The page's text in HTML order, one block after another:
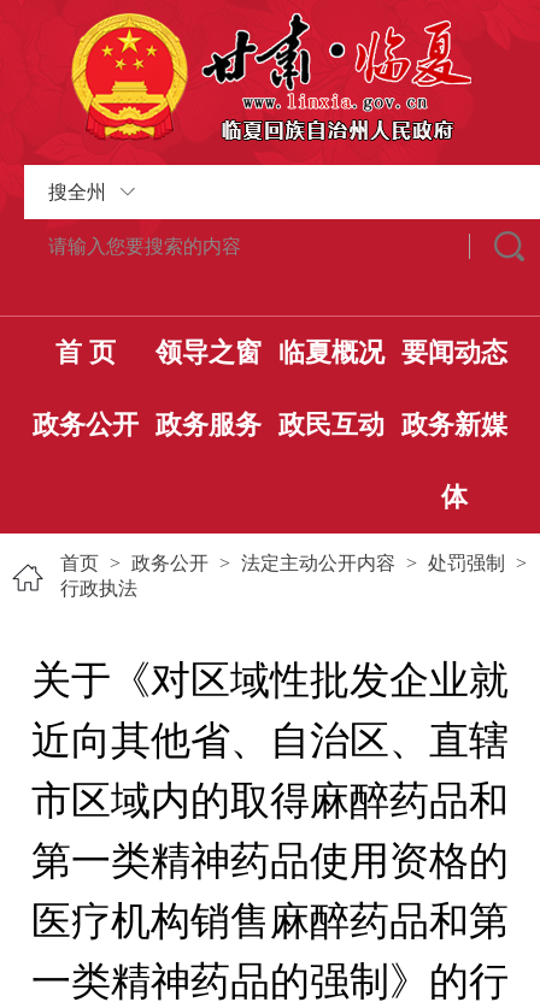
搜全州
首 页 领导之窗 临夏概况 要闻动态
政务公开 政务服务 政民互动 政务新媒
体
首页 > 政务公开 > 法定主动公开内容 > 处罚强制
>
行政执法
关于《对区域性批发企业就
近向其他省、自治区、直辖
市区域内的取得麻醉药品和
第一类精神药品使用资格的
医疗机构销售麻醉药品和第
一类精神药品的强制》的行